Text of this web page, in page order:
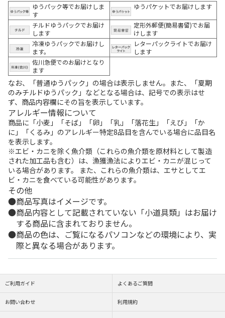
ゆうパック等でお届けしま
す
ゆうパケットでお届けします
チルドゆうパックでお届け
します
定形外郵便(簡易書留)でお届
けします
冷凍ゆうパックでお届けし
ます。
レターパックライトでお届け
します
佐川急便でのお届けとなり
ます
なお、「普通ゆうパック」の場合は表示しません。また、「夏期
のみチルドゆうパック」などとなる場合は、記号での表示はせ
ず、商品内容欄にその旨を表示しています。
アレルギー情報について
商品に「小麦」「そば」「卵」「乳」「落花生」「えび」「か
に」「くるみ」のアレルギー特定8品目を含んでいる場合に品目名
を表示します。
※エビ・カニを除く魚介類（これらの魚介類を原材料として製造
された加工品も含む）は、漁獲漁法によりエビ・カニが混じって
いる場合があります。 また、これらの魚介類は、エサとしてエ
ビ・カニを食べている可能性があります。
その他
商品写真はイメージです。
商品内容として記載されていない「小道具類」はお届け
する商品に含まれておりません。
商品の色は、ご覧になるパソコンなどの環境により、実
際と異なる場合があります。
ご利用ガイド よくあるご質問
お問い合わせ 利用規約